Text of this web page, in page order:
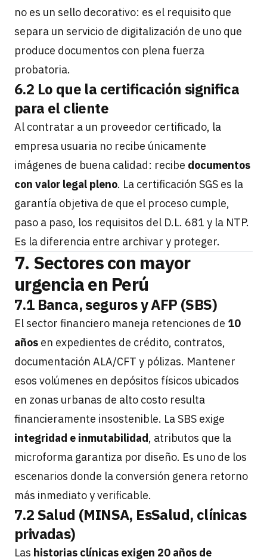
no es un sello decorativo: es el requisito que
separa un servicio de digitalización de uno que
produce documentos con plena fuerza
probatoria.
6.2 Lo que la certificación significa
para el cliente
Al contratar a un proveedor certificado, la
empresa usuaria no recibe únicamente
imágenes de buena calidad: recibe documentos
con valor legal pleno. La certificación SGS es la
garantía objetiva de que el proceso cumple,
paso a paso, los requisitos del D.L. 681 y la NTP.
Es la diferencia entre archivar y proteger.
7. Sectores con mayor
urgencia en Perú
7.1 Banca, seguros y AFP (SBS)
El sector financiero maneja retenciones de 10
años en expedientes de crédito, contratos,
documentación ALA/CFT y pólizas. Mantener
esos volúmenes en depósitos físicos ubicados
en zonas urbanas de alto costo resulta
financieramente insostenible. La SBS exige
integridad e inmutabilidad, atributos que la
microforma garantiza por diseño. Es uno de los
escenarios donde la conversión genera retorno
más inmediato y verificable.
7.2 Salud (MINSA, EsSalud, clínicas
privadas)
Las historias clínicas exigen 20 años de